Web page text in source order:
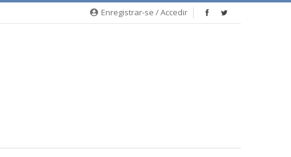
Enregistrar-se / Accedir